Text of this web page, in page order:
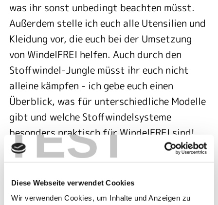
TEST
Diese Webseite verwendet Cookies
Wir verwenden Cookies, um Inhalte und Anzeigen zu
was ihr sonst unbedingt beachten müsst.
Außerdem stelle ich euch alle Utensilien und
Kleidung vor, die euch bei der Umsetzung
von WindelFREI helfen. Auch durch den
Stoffwindel-Jungle müsst ihr euch nicht
alleine kämpfen - ich gebe euch einen
Überblick, was für unterschiedliche Modelle
gibt und welche Stoffwindelsysteme
besonders praktisch für WindelFREI sind!
INTERESSIERTE ELTERN KÖNNEN HIER
DIREKT BUCHEN:
Windelfrei Kurs buchen